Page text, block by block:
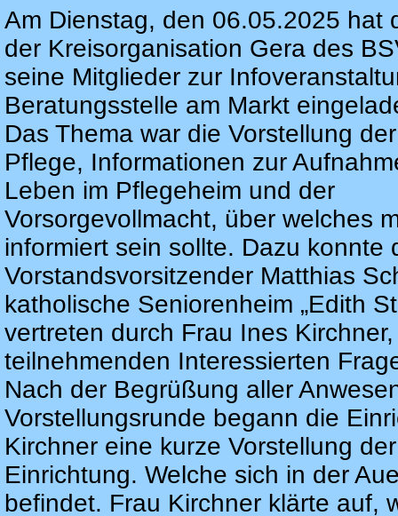
Am Dienstag, den 06.05.2025 hat
der Kreisorganisation Gera des
seine Mitglieder zur
Beratungsstelle am Markt
Das Thema war die Vorstellung
Pflege, Informationen zur
Leben im Pflegeheim und der
Vorsorgevollmacht, über welches
informiert sein sollte. Dazu konnte
Vorstandsvorsitzender Matthias
katholische Seniorenheim „Edith
vertreten durch Frau Ines
teilnehmenden Interessierten
Nach der Begrüßung aller
Vorstellungsrunde begann die
Kirchner eine kurze Vorstellung
Einrichtung. Welche sich in der
befindet. Frau Kirchner klärte auf,